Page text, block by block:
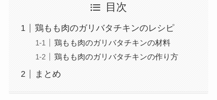
目次
鶏もも肉のガリバタチキンのレシピ
鶏もも肉のガリバタチキンの材料
鶏もも肉のガリバタチキンの作り方
まとめ